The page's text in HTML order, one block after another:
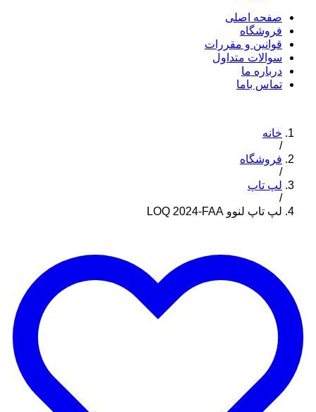
صفحه اصلی
فروشگاه
قوانین و مقررات
سوالات متداول
درباره ما
تماس باما
خانه
/
فروشگاه
/
لپ تاپ
/
لپ تاپ لنوو LOQ 2024-FAA